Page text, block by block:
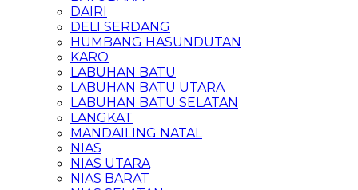
DAIRI
DELI SERDANG
HUMBANG HASUNDUTAN
KARO
LABUHAN BATU
LABUHAN BATU UTARA
LABUHAN BATU SELATAN
LANGKAT
MANDAILING NATAL
NIAS
NIAS UTARA
NIAS BARAT